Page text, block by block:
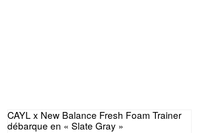
CAYL x New Balance Fresh Foam Trainer
débarque en « Slate Gray »